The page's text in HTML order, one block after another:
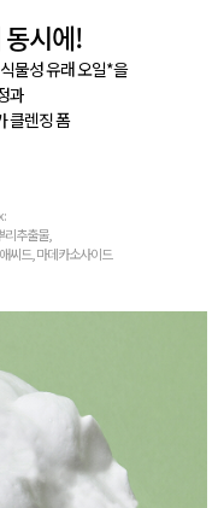
시에!
물성 유래 오일*을
과
클렌징 폼
:
리추출물,
씨드, 마데카소사이드